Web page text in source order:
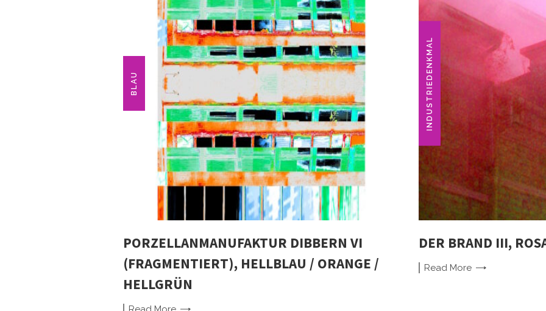
BLAU
PORZELLANMANUFAKTUR DIBBERN VI
(FRAGMENTIERT), HELLBLAU / ORANGE /
HELLGRÜN
INDUSTRIEDENKMAL
DER BRAND III,
Read More